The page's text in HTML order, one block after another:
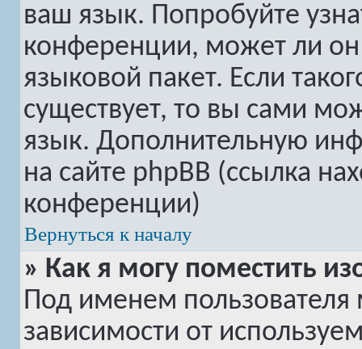
ваш язык. Попробуйте
конференции, может ли
языковой пакет. Если
существует, то вы сами
язык. Дополнительную
на сайте phpBB (ссылка
конференции)
Вернуться к началу
» Как я могу поместить
Под именем пользователя
зависимости от